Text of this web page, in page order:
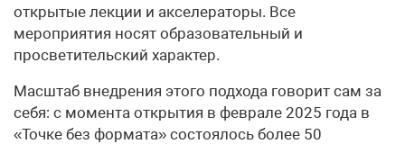
открытые лекции и акселераторы. Все
мероприятия носят образовательный и
просветительский характер.
Масштаб внедрения этого подхода говорит сам за
себя: с момента открытия в феврале 2025 года в
«Точке без формата» состоялось более 50